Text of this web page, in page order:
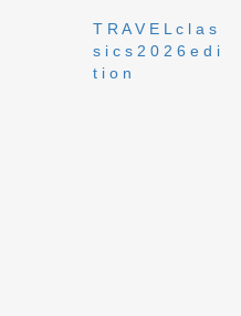
T R A V E L c l a s
s i c s 2 0 2 6 e d i
t i o n